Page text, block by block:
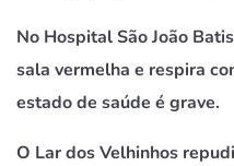
No Hospital São João
sala vermelha e respira
estado de saúde é grave.
O Lar dos Velhinhos